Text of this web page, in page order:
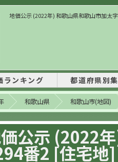
地価公示 (2022年) 和歌山県和歌山市加太
ランキング 都道府県別
和歌山県 和歌山市(地図)
公示 (2022
番2 [住宅